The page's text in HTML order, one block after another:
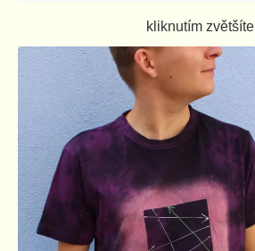
kliknutím zvětšíte